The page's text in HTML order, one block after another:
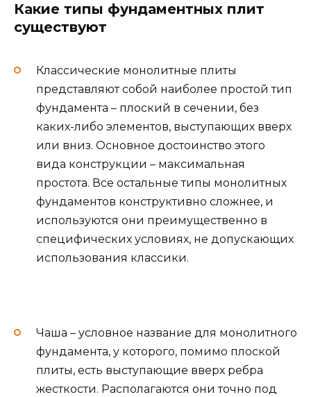
Какие типы фундаментных плит
существуют
Классические монолитные плиты
представляют собой наиболее простой тип
фундамента – плоский в сечении, без
каких-либо элементов, выступающих вверх
или вниз. Основное достоинство этого
вида конструкции – максимальная
простота. Все остальные типы монолитных
фундаментов конструктивно сложнее, и
используются они преимущественно в
специфических условиях, не допускающих
использования классики.
Чаша – условное название для монолитного
фундамента, у которого, помимо плоской
плиты, есть выступающие вверх ребра
жесткости. Располагаются они точно под